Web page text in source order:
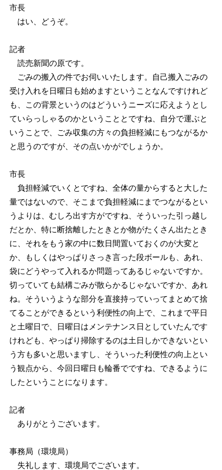
市長
はい、どうぞ。
記者
読売新聞の原です。
ごみの搬入の件でお伺いいたします。自己搬入ごみの
受け入れを日曜日も始めますということなんですけれど
も、この背景というのはどういうニーズに応えようとし
ていらっしゃるのかということとですね、自分で運ぶと
いうことで、ごみ収集の方々の負担軽減にもつながるか
と思うのですが、その点いかがでしょうか。
市長
負担軽減でいくとですね、全体の量からすると大した
量ではないので、そこまで負担軽減にまでつながるとい
うよりは、むしろ出す方がですね、そういった引っ越し
だとか、特に断捨離したときとか物がたくさん出たとき
に、それをもう家の中に数日間置いておくのが大変と
か、もしくはやっぱりさっき言った段ボールも、あれ、
袋にどうやって入れるか問題ってあるじゃないですか。
切っていても結構ごみが散らかるじゃないですか、あれ
ね。そういうような部分を直接持っていってまとめて捨
てることができるという利便性の向上で、これまで平日
と土曜日で、日曜日はメンテナンス日としていたんです
けれども、やっぱり掃除するのは土日しかできないとい
う方も多いと思いますし、そういった利便性の向上とい
う観点から、今回日曜日も輪番でですね、できるように
したということになります。
記者
ありがとうございます。
事務局（環境局）
失礼します、環境局でございます。